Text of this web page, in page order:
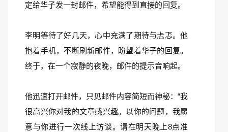
定给华子发一封邮件，希望能得到直接的回复。
李明等待了好几天，心中充满了期待与忐忑。他
抱着手机，不断刷新邮件，盼望着华子的回复。
终于，在一个寂静的夜晚，邮件的提示音响起。
他迅速打开邮件，只见邮件内容简短而神秘：“我
很高兴你对我的文章感兴趣。以你的问题，我愿
意与你进行一次线上访谈。请在明天晚上8点准